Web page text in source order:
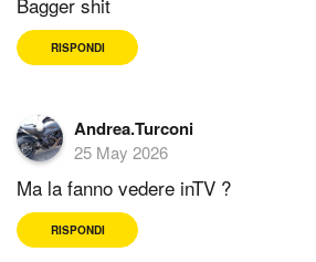
RISPONDI
Andrea.Turconi
25 May 2026
Ma la fanno vedere inTV ?
RISPONDI